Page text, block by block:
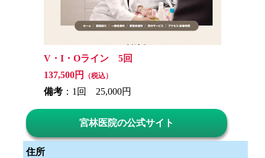
V・I・Oライン 5回
137,500円
（税込）
備考 ：1回 25,000円
宮林医院の公式サイト
住所